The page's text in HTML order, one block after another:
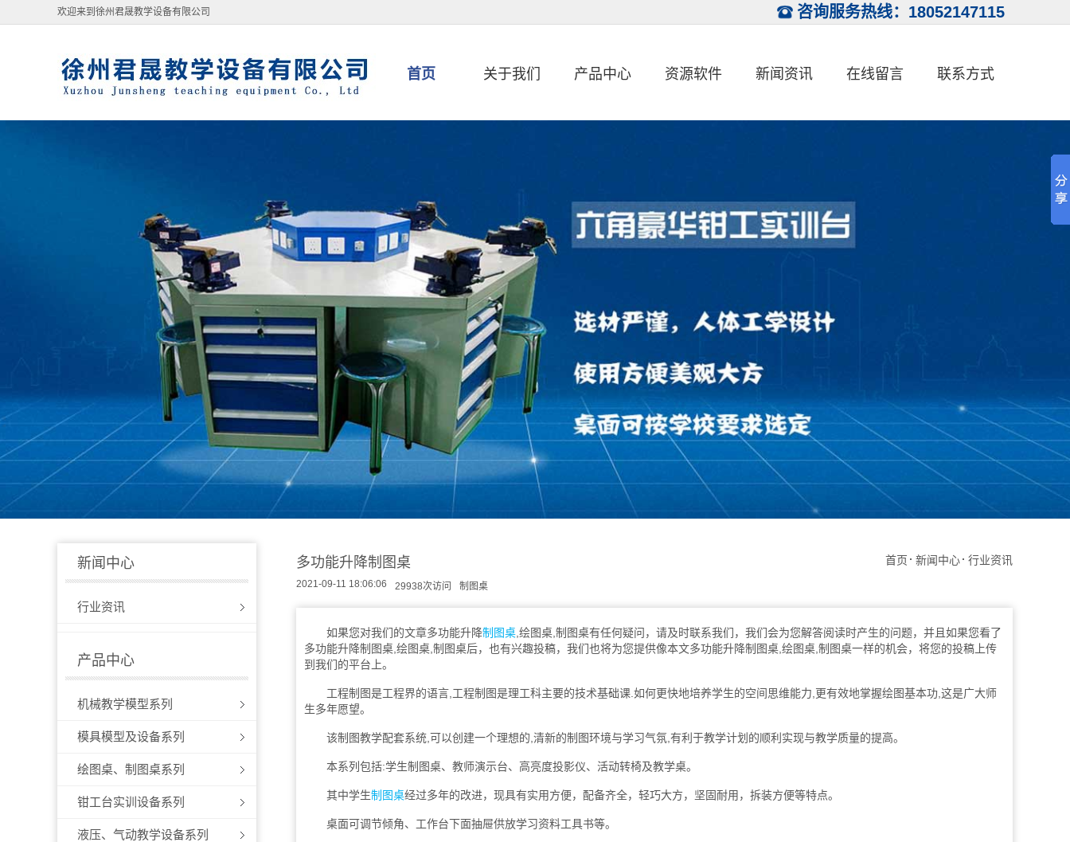
欢迎来到徐州君晟教学设备有限公司 咨询服务热线：18052147115
首页 关于我们 产品中心 资源软件 新闻资讯 在线留言 联系方式
新闻中心
行业资讯
产品中心
机械教学模型系列
模具模型及设备系列
绘图桌、制图桌系列
钳工台实训设备系列
液压、气动教学设备系列
多功能升降制图桌 首页 新闻中心 行业资讯
2021-09-11 18:06:06 29938次访问 制图桌
如果您对我们的文章多功能升降制图桌 ,绘图桌,制图桌有任何疑问，请及时联系我们，我们会为您解答阅读时产生的问题，并且如果您看了
多功能升降制图桌,绘图桌,制图桌后，也有兴趣投稿，我们也将为您提供像本文多功能升降制图桌,绘图桌,制图桌一样的机会，将您的投稿上传
到我们的平台上。
工程制图是工程界的语言,工程制图是理工科主要的技术基础课.如何更快地培养学生的空间思维能力,更有效地掌握绘图基本功,这是广大师
生多年愿望。
该制图教学配套系统,可以创建一个理想的,清新的制图环境与学习气氛,有利于教学计划的顺利实现与教学质量的提高。
本系列包括:学生制图桌、教师演示台、高亮度投影仪、活动转椅及教学桌。
其中学生制图桌经过多年的改进，现具有实用方便，配备齐全，轻巧大方，坚固耐用，拆装方便等特点。
桌面可调节倾角、工作台下面抽屉供放学习资料工具书等。